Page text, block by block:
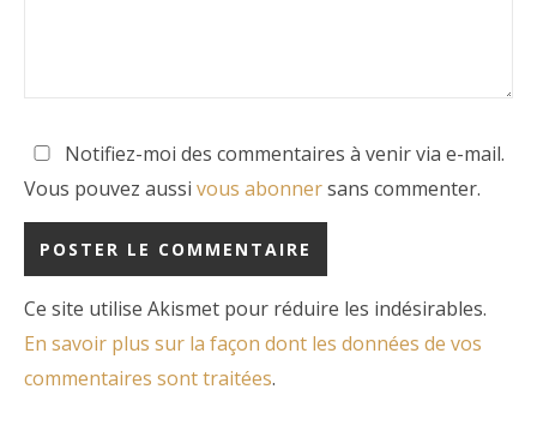
Notifiez-moi des commentaires à venir via e-mail.
Vous pouvez aussi vous abonnersans commenter.
Ce site utilise Akismet pour réduire les indésirables.
En savoir plus sur la façon dont les données de vos
commentaires sont traitées.